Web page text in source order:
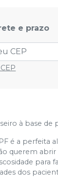
e prazo
à base de
é a perfeita
querem
para
dos